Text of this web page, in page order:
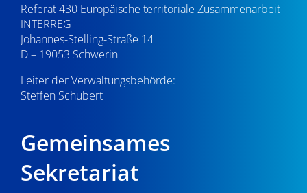
Referat 430 Europäische territoriale Zusammenarbeit
INTERREG
Johannes-Stelling-Straße 14
D – 19053 Schwerin
Leiter der Verwaltungsbehörde:
Steffen Schubert
Gemeinsames
Sekretariat